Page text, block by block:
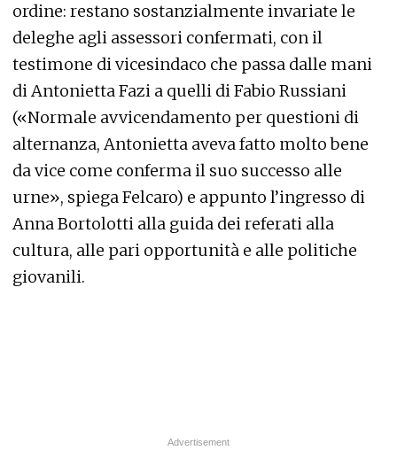
ordine: restano sostanzialmente invariate le
deleghe agli assessori confermati, con il
testimone di vicesindaco che passa dalle mani
di Antonietta Fazi a quelli di Fabio Russiani
(«Normale avvicendamento per questioni di
alternanza, Antonietta aveva fatto molto bene
da vice come conferma il suo successo alle
urne», spiega Felcaro) e appunto l’ingresso di
Anna Bortolotti alla guida dei referati alla
cultura, alle pari opportunità e alle politiche
giovanili.